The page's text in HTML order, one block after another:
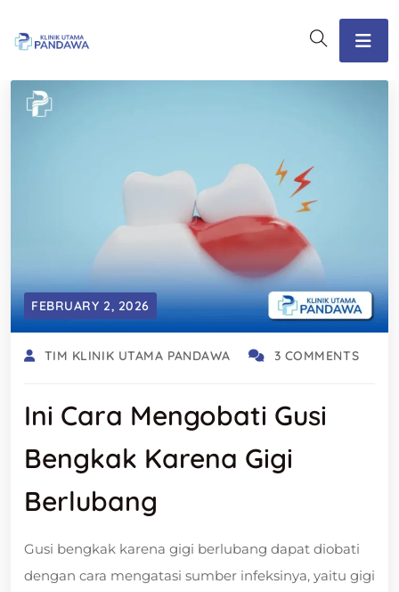
FEBRUARY 2, 2026
TIM KLINIK UTAMA PANDAWA 3 COMMENTS
Ini Cara Mengobati Gusi
Bengkak Karena Gigi
Berlubang
Gusi bengkak karena gigi berlubang dapat diobati
dengan cara mengatasi sumber infeksinya, yaitu gigi